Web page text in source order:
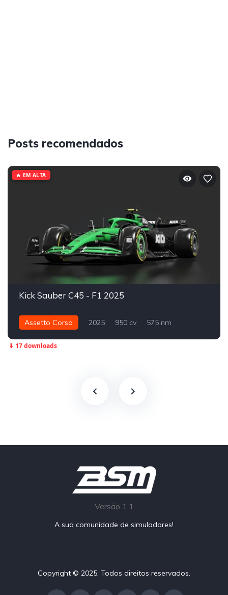
Posts recomendados
Kick Sauber C45 - F1 2025
Assetto Corsa 2025 950 cv
575 nm
🔥 EM ALTA
⬇ 17 downloads
Versão 1.1
A sua comunidade de simuladores!
Copyright © 2025. Todos direitos reservados.